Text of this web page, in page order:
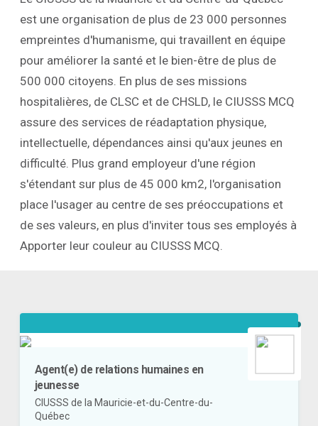
est une organisation de plus de 23 000 personnes
empreintes d'humanisme, qui travaillent en équipe
pour améliorer la santé et le bien-être de plus de
500 000 citoyens. En plus de ses missions
hospitalières, de CLSC et de CHSLD, le CIUSSS MCQ
assure des services de réadaptation physique,
intellectuelle, dépendances ainsi qu'aux jeunes en
difficulté. Plus grand employeur d'une région
s'étendant sur plus de 45 000 km2, l'organisation
place l'usager au centre de ses préoccupations et
de ses valeurs, en plus d'inviter tous ses employés à
Apporter leur couleur au CIUSSS MCQ.
Agent(e) de relations humaines en
jeunesse
CIUSSS de la Mauricie-et-du-Centre-du-
Québec